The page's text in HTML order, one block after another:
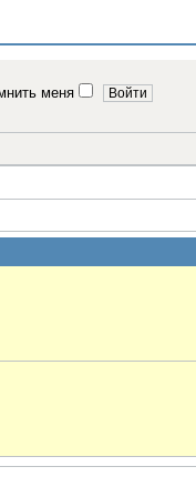
меня